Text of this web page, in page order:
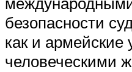
безопасности
как и армейские
человеческими